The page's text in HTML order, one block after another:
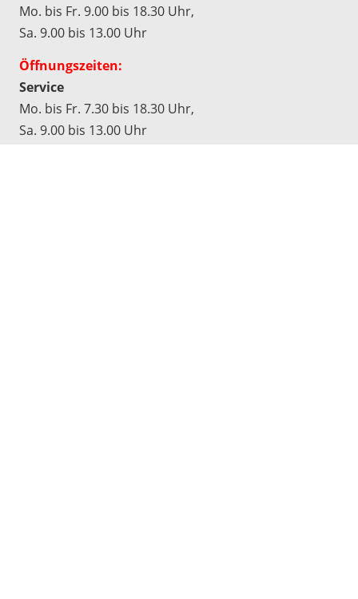
Mo. bis Fr. 9.00 bis 18.30 Uhr,
Sa. 9.00 bis 13.00 Uhr
Öffnungszeiten:
Service
Mo. bis Fr. 7.30 bis 18.30 Uhr,
Sa. 9.00 bis 13.00 Uhr